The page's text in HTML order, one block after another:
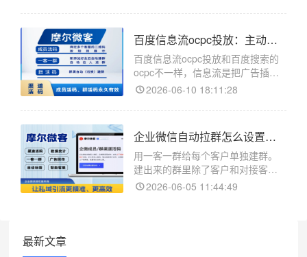
台，它是企业微信的活码和客服管
来的。一张普通二维码生成的时
候，目标就直接编进图案里了，扫
出来
百度信息流ocpc投放：主动推送靠素材抓人和搜索打法不同
百度信息流ocpc投放和百度搜索的
ocpc不一样，信息流是把广告插在
用户刷的内容流里主动推送，按转
回传。摩尔微客是企业微信的活码
根本区别在用户状态。搜索是用户
主动搜了词带着需求来，
2026-06-10 18:11:28
企业微信自动拉群怎么设置，先选好进群的群成员再开建群
用一客一群给每个客户单独建群。
建出来的群里除了客户和对接客服
运营还想放个主管或者助理一起
2026-06-05 11:44:49
最新文章